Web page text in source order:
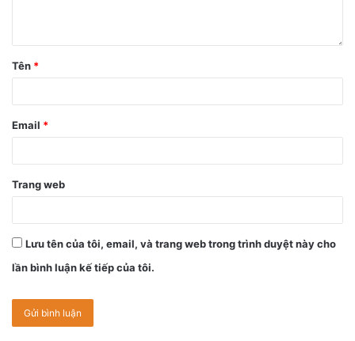
iPhone lớn nhất từ ​​trước đến nay hay không.
Tên *
Email *
Trang web
Lưu tên của tôi, email, và trang web trong trình duyệt này cho
lần bình luận kế tiếp của tôi.